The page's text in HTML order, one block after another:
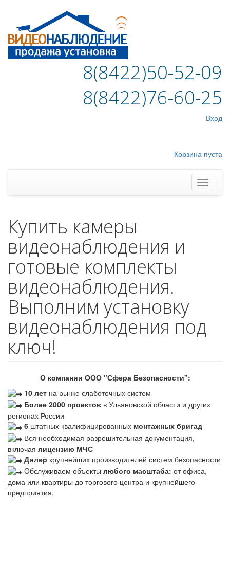
8(8422)50-52-09
8(8422)76-60-25
Вход
Корзина пуста
Купить камеры
видеонаблюдения и
готовые комплекты
видеонаблюдения.
Выполним установку
видеонаблюдения под
ключ!
О компании ООО "Сфера Безопасности":
10 лет на рынке слаботочных систем
Более 2000 проектов в Ульяновской области и других
регионах России
6 штатных квалифицированных монтажных бригад
Вся необходимая разрешительная документация,
включая лицензию МЧС
Дилер крупнейших производителей систем безопасности
Обслуживаем объекты любого масштаба: от офиса,
дома или квартиры до торгового центра и крупнейшего
предприятия.